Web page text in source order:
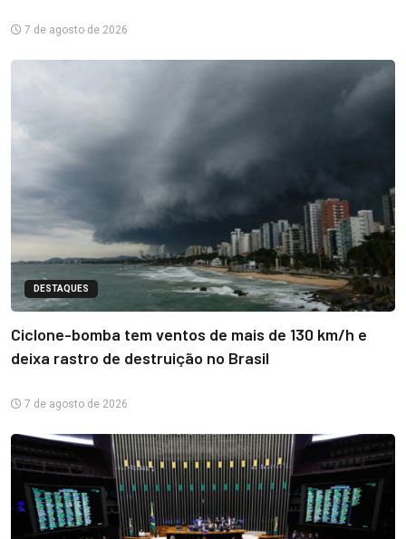
7 de agosto de 2026
DESTAQUES
Ciclone-bomba tem ventos de mais de 130 km/h e
deixa rastro de destruição no Brasil
7 de agosto de 2026